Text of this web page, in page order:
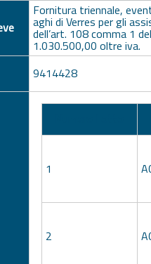
Fornitura triennale,
aghi di Verres per gli
dell’art. 108 comma 1
1.030.500,00 oltre iva.
9414428
1
2